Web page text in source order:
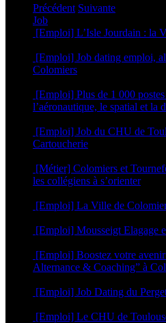
Précédent Suivante
Job
[Emploi] L’Isle Jourdain : la
[Emploi] Job dating emploi,
Colomiers
[Emploi] Plus de 1 000
l’aéronautique, le spatial et la
[Emploi] Job du CHU de
Cartoucherie
[Métier] Colomiers et
les collégiens à s’orienter
[Emploi] La Ville de
[Emploi] Mousseigt Elagage
[Emploi] Boostez votre
Alternance & Coaching” à
[Emploi] Job Dating du
[Emploi] Le CHU de